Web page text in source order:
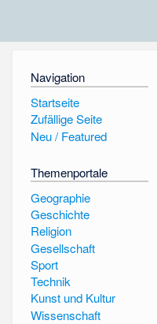
Navigation
Startseite
Zufällige Seite
Neu / Featured
Themenportale
Geographie
Geschichte
Religion
Gesellschaft
Sport
Technik
Kunst und Kultur
Wissenschaft